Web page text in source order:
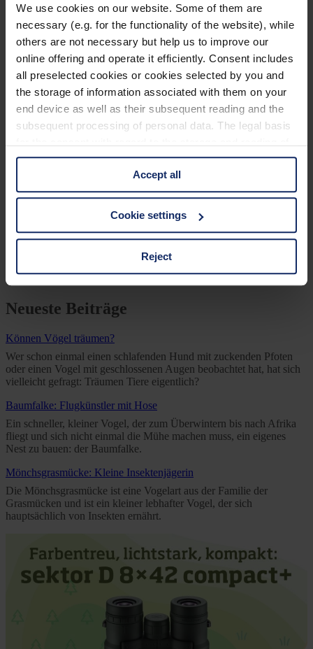
We use cookies on our website. Some of them are
necessary (e.g. for the functionality of the website), while
others are not necessary but help us to improve our
online offering and operate it efficiently. Consent includes
all preselected cookies or cookies selected by you and
the storage of information associated with them on your
end device as well as their subsequent reading and the
subsequent processing of personal data. The legal basis
information is Art. 25 para. 1 TDDDG and with regard to
the processing of personal data Art. 6 para. 1 lit. a
GDPR. We also use cookies from third-party providers.
You can find a list of cookies under "Details". In these
third countries, in particular to the U.S.A.
clicking on the "Accept all" button or change your mind by
time and deselect cookies at any time (in the Privacy
Policy and in the footer of our website).
rights can be found in ourPrivacy Policy
Accept all
Cookie settings
Reject
Previous Post
Vögel in der Mythologie
Next Post
Von Pinguin bis Kolibri – Diese Merkmale haben
alle Vögel
Kategorien
Ausrüstung
Naturwelt
Tier des Monats
Vogelwelt
Neueste Beiträge
Können Vögel träumen?
Wer schon einmal einen schlafenden Hund mit zuckenden Pfoten
oder einen Vogel mit geschlossenen Augen beobachtet hat, hat sich
vielleicht gefragt: Träumen Tiere eigentlich?
Baumfalke: Flugkünstler mit Hose
Ein schneller, kleiner Vogel, der zum Überwintern bis nach Afrika
fliegt und sich nicht einmal die Mühe machen muss, ein eigenes
Nest zu bauen: der Baumfalke.
Mönchsgrasmücke: Kleine Insektenjägerin
Die Mönchsgrasmücke ist eine Vogelart aus der Familie der
Grasmücken und ist ein kleiner lebhafter Vogel, der sich
hauptsächlich von Insekten ernährt.